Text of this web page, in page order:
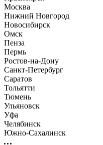
Москва
Нижний Новгород
Новосибирск
Омск
Пенза
Пермь
Ростов-на-Дону
Санкт-Петербург
Саратов
Тольятти
Тюмень
Ульяновск
Уфа
Челябинск
Южно-Сахалинск